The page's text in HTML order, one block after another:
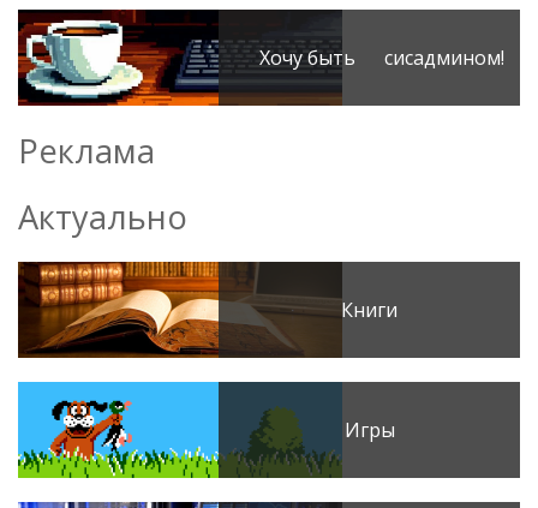
Хочу быть сисадмином!
Реклама
Актуально
Книги
Игры